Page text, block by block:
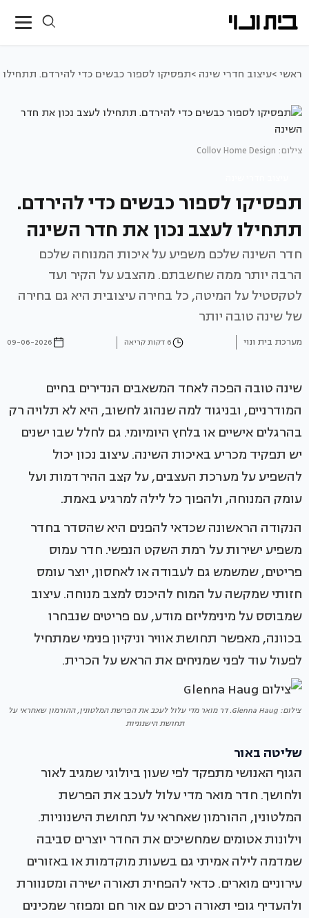
ראשי >עיצוב חדרי שינה >תפסיקו לספור כבשים כדי להירדם.
צילום: Collov Home Design
תפסיקו לספור כבשים כדי להירדם.
תתחילו לעצב נכון את חדר השינה
חדר השינה שלכם משפיע על איכות המנוחה שלכם
הרבה יותר ממה שחשבתם. מהצבע על הקיר ועד
לטקסטיל על המיטה, כל בחירה עיצובית היא גם בחירה
של שינה טובה יותר
מערכת בית ונוי 6 דקות קריאה 09-06-2026
שינה טובה הפכה לאחד המשאבים הנדירים בחיים
המודרניים, ובניגוד למה שנהוג לחשוב, היא לא תלויה רק
בהרגלים אישיים או בלחץ היומיומי. גם לחלל שבו ישנים
יש תפקיד מכריע באיכות השינה. עיצוב נכון יכול
להשפיע על מערכת העצבים, על קצב ההירדמות ועל
עומק המנוחה, ולהפוך כל לילה למרגיע באמת.
הנקודה הראשונה שכדאי להפנים היא שהסדר בחדר
משפיע ישירות על רמת השקט הנפשי. חדר עמוס
פריטים, שמשמש גם לעבודה או לאחסון, יוצר עומס
חזותי שמקשה על המוח להיכנס למצב מנוחה. עיצוב
שמבוסס על מינימליזם מודע, עם פריטים שנבחרו
בכוונה, מאפשר תחושת אוויר וניקיון פנימי שמתחיל
לפעול עוד לפני שמניחים את הראש על הכרית.
צילום: Glenna Haug. דר מואר מדי עלול לעכב את הפרשת המלטונין, ההורמון שאחראי על
תחושת הישנוניות
שליטה באור
הגוף האנושי מתפקד לפי שעון ביולוגי שמגיב לאור
ולחושך. חדר מואר מדי עלול לעכב את הפרשת
המלטונין, ההורמון שאחראי על תחושת הישנוניות.
וילונות אטומים שמחשיכים את החדר יוצרים סביבה
שמדמה לילה אמיתי גם בשעות מוקדמות או באזורים
עירוניים מוארים. כדאי להפחית תאורה ישירה ומסנוורת
ולהעדיף גופי תאורה רכים עם אור חם ומפוזר שמכינים